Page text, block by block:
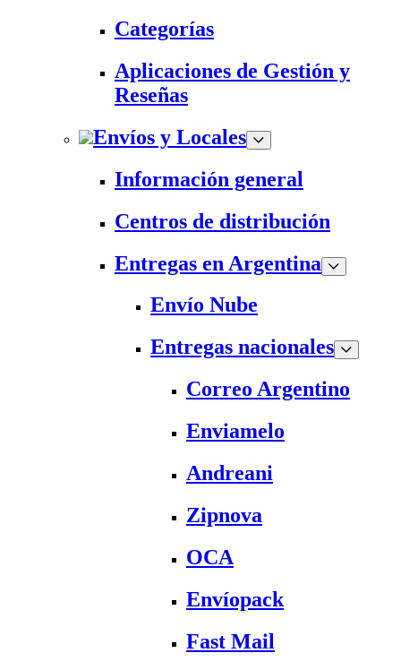
Categorías
Aplicaciones de Gestión y
Reseñas
Envíos y Locales
Información general
Centros de distribución
Entregas en Argentina
Envío Nube
Entregas nacionales
Correo Argentino
Enviamelo
Andreani
Zipnova
OCA
Envíopack
Fast Mail